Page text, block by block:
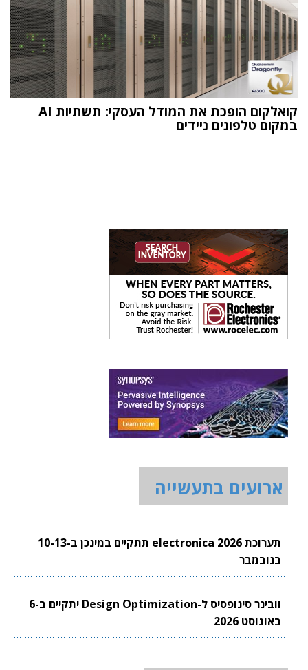
קואלקום הופכת את המודל העסקי: תשתיות AI
במקום טלפונים ניידים
ארועים בתעשייה
תערוכת electronica 2026 תתקיים במינכן ב-10-13
בנובמבר
וובינר סינופסיס ל-Design Optimization יתקיים ב-6
באוגוסט 2026